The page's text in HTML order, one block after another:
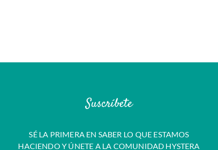
Suscríbete
SÉ LA PRIMERA EN SABER LO QUE ESTAMOS
HACIENDO Y ÚNETE A LA COMUNIDAD HYSTERA